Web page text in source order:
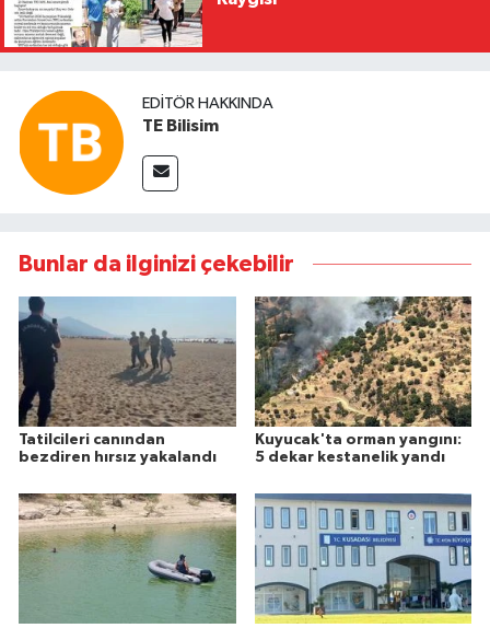
EDITÖR HAKKINDA
TE Bilisim
Bunlar da ilginizi çekebilir
Tatilcileri canından
bezdiren hırsız yakalandı
Kuyucak'ta orman yangını:
5 dekar kestanelik yandı